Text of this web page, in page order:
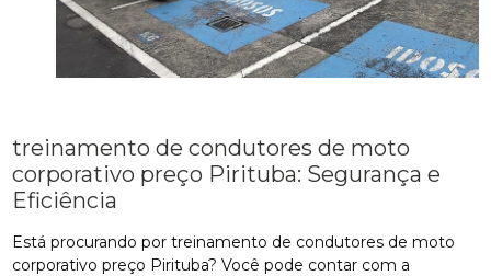
treinamento de condutores de moto
corporativo preço Pirituba: Segurança e
Eficiência
Está procurando por treinamento de condutores de moto
corporativo preço Pirituba? Você pode contar com a